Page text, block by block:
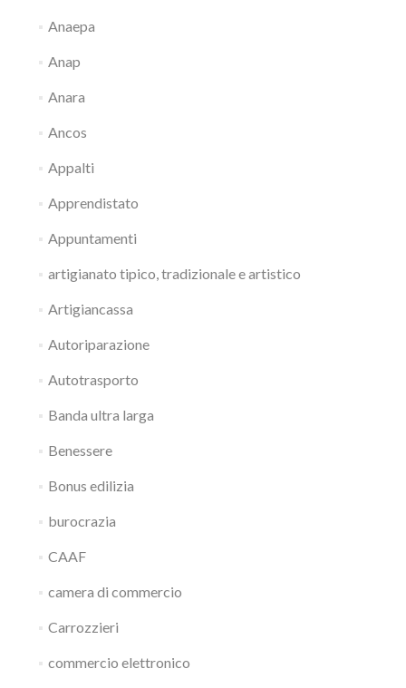
Anaepa
Anap
Anara
Ancos
Appalti
Apprendistato
Appuntamenti
artigianato tipico, tradizionale e artistico
Artigiancassa
Autoriparazione
Autotrasporto
Banda ultra larga
Benessere
Bonus edilizia
burocrazia
CAAF
camera di commercio
Carrozzieri
commercio elettronico